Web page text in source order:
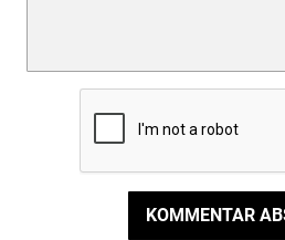
KOMMENTAR